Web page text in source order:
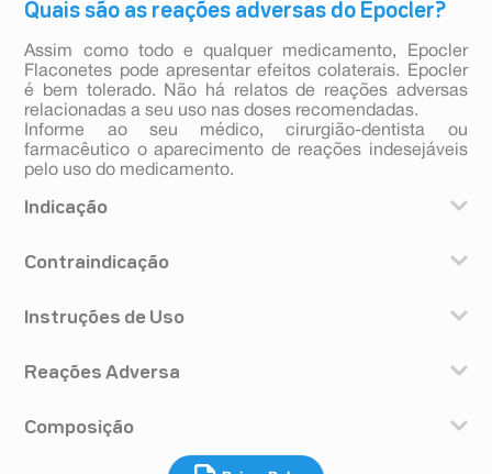
Quais são as reações adversas do Epocler?
Assim como todo e qualquer medicamento, Epocler
Flaconetes pode apresentar efeitos colaterais. Epocler
é bem tolerado. Não há relatos de reações adversas
relacionadas a seu uso nas doses recomendadas.
Informe ao seu médico, cirurgião-dentista ou
farmacêutico o aparecimento de reações indesejáveis
pelo uso do medicamento.
Indicação
tratamento dos distúrbios do fígado.
Contraindicação
alergia aos componentes da fórmula.
Instruções de Uso
via oral. O comprimido revestido deve ser deglutido por
revestidos ao dia ou a critério médico. Este
medicamento não deve ser partido, aberto ou
Reações Adversa
observadas reações adversas publicadas em literatura
não sendo, portanto, conhecidas. Informe ao seu
Composição
Cada comprimido revestido contém: